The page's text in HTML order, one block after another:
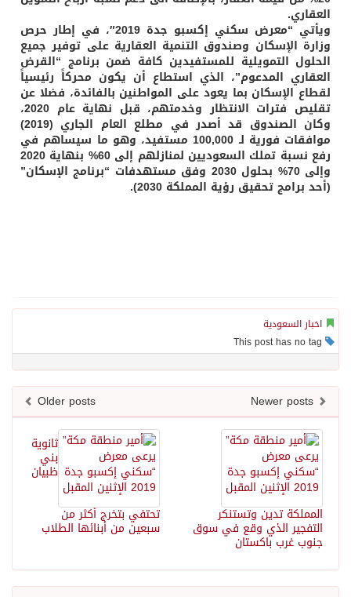
العقاري.
ويأتي “معرض سكني إكسبو جدة 2019″، في إطار حرص
وزارة الإسكان وصندوق التنمية العقارية على توفير جميع
الحلول التمويلية للمستفيدين كافة ضمن برنامج “القرض
العقاري المدعوم”، الذي استطاع أن يكون محركاً رئيسياً
لقطاع الإسكان بما يعود على المواطنين بالفائدة، فضلا عن
تقليص فترات الانتظار وخدمتهم، قبل نهاية عام 2020،
وكان الصندوق قد أصدر في مطلع العام الجاري (2019)
موافقات فورية لـ 100,000 مستفيد، وهو ما سيساهم في
رفع نسبة تملك السعوديين لمنازلهم إلى 60% بنهاية 2020
وإلى 70% بحلول 2030 وفق مستهدفات “برنامج الإسكان”
(أحد برامج تحقيق رؤية المملكة 2030).
اخبار السعودية
Older posts
ثانوية
بني
ظبيان
تحتفي بتخرج أكثر من
سبعين من أبنائها الطلاب
المملكة تدين وتستنكر
التفجير الذي وقع في سوق
جنوب غرب باكستان